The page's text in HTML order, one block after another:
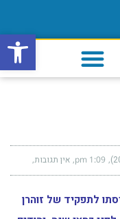
פתח
1:09 pm אין תגובות
לתפקיד של זוהרן